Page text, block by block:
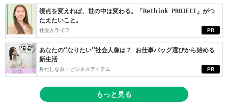
PR
視点を変えれば、世の中は変わる。「Rethink PROJECT」がつ
たえたいこと。
社会人ライフ
PR
あなたの“なりたい”社会人像は？ お仕事バッグ選びから始める
新生活
身だしなみ・ビジネスアイテム
もっと見る